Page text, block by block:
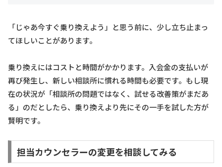
「じゃあ今すぐ乗り換えよう」と思う前に、少し立ち止まっ
てほしいことがあります。
乗り換えにはコストと時間がかかります。入会金の支払いが
再び発生し、新しい相談所に慣れる時間も必要です。もし現
在の状況が「相談所の問題ではなく、試せる改善策がまだあ
る」のだとしたら、乗り換えより先にその一手を試した方が
賢明です。
担当カウンセラーの変更を相談してみる